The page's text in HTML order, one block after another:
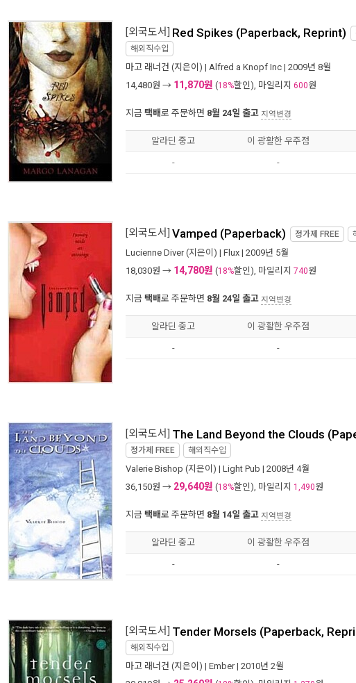
[외국도서] Red Spikes (Paperback, Reprint)
해외직수입
마고 래너건 (지은이) | Alfred a Knopf Inc | 2009년 8월
14,480원 → 11,870원 (18%할인), 마일리지 600원
지금 택배로 주문하면 8월 24일 출고 지역변경
알라딘 중고 이 광활한 우주점
- -
[외국도서] Vamped (Paperback) 정가제 FREE
Lucienne Diver(지은이) | Flux | 2009년 5월
18,030원 → 14,780원 (18%할인), 마일리지 740원
지금 택배로 주문하면 8월 24일 출고 지역변경
알라딘 중고 이 광활한 우주점
- -
[외국도서] The Land Beyond the Clouds
정가제 FREE 해외직수입
Valerie Bishop (지은이) | Light Pub | 2008년 4월
36,150원 → 29,640원 (18%할인), 마일리지 1,490원
지금 택배로 주문하면 8월 14일 출고 지역변경
알라딘 중고 이 광활한 우주점
- -
[외국도서] Tender Morsels (Paperback,
해외직수입
마고 래너건 (지은이) | Ember| 2010년 2월